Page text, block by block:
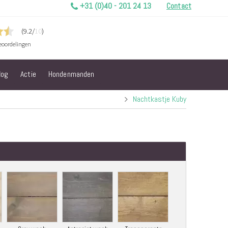
+31 (0)40 - 201 24 13 Contact
Actie Hondenmanden
Nachtkastje Kuby